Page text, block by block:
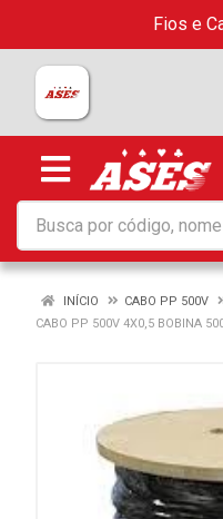
Fios e
INÍCIO CABO PP 500V
CABO PP 500V 4X0,5 BOBINA